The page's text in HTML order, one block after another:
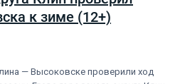
к зиме (12+)
— Высоковске проверили ход